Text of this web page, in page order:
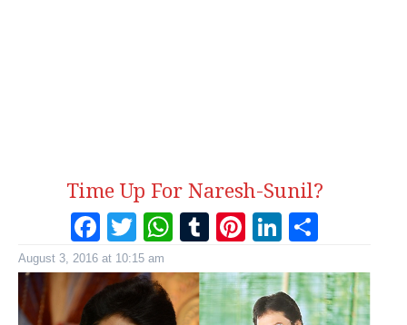
Time Up For Naresh-Sunil?
Facebook
Twitter
WhatsApp
Tumblr
Pinterest
August 3, 2016 at 10:15 am